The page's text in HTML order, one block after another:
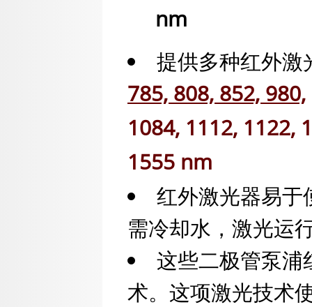
nm
提供多种红外激
785, 808, 852, 980,
1084, 1112, 1122,
1555 nm
红外激光器易于
需冷却水，激光运
这些二极管泵浦
术。这项激光技术